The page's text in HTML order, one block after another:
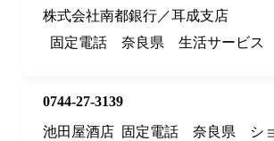
株式会社南都銀行／耳成支店
固定電話
奈良県 生活サービス
0744-27-3139
池田屋酒店 固定電話 奈良県 シ